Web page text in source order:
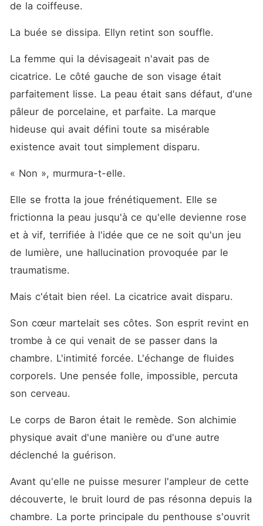
de la coiffeuse.
La buée se dissipa. Ellyn retint son souffle.
La femme qui la dévisageait n'avait pas de
cicatrice. Le côté gauche de son visage était
parfaitement lisse. La peau était sans défaut, d'une
pâleur de porcelaine, et parfaite. La marque
hideuse qui avait défini toute sa misérable
existence avait tout simplement disparu.
« Non », murmura-t-elle.
Elle se frotta la joue frénétiquement. Elle se
frictionna la peau jusqu'à ce qu'elle devienne rose
et à vif, terrifiée à l'idée que ce ne soit qu'un jeu
de lumière, une hallucination provoquée par le
traumatisme.
Mais c'était bien réel. La cicatrice avait disparu.
Son cœur martelait ses côtes. Son esprit revint en
trombe à ce qui venait de se passer dans la
chambre. L'intimité forcée. L'échange de fluides
corporels. Une pensée folle, impossible, percuta
son cerveau.
Le corps de Baron était le remède. Son alchimie
physique avait d'une manière ou d'une autre
déclenché la guérison.
Avant qu'elle ne puisse mesurer l'ampleur de cette
découverte, le bruit lourd de pas résonna depuis la
chambre. La porte principale du penthouse s'ouvrit